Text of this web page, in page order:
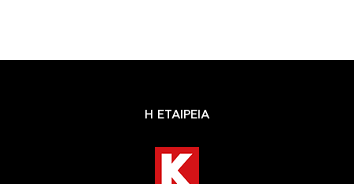
Η ΕΤΑΙΡΕΙΑ